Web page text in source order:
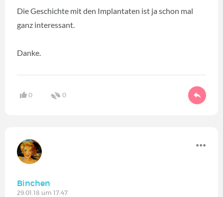
Die Geschichte mit den Implantaten ist ja schon mal
ganz interessant.
Danke.
0 0
Binchen
29.01.18 um 17:47